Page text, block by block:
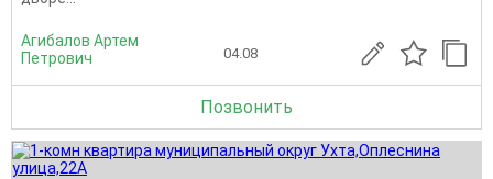
Агибалов Артем
Петрович
04.08
Позвонить